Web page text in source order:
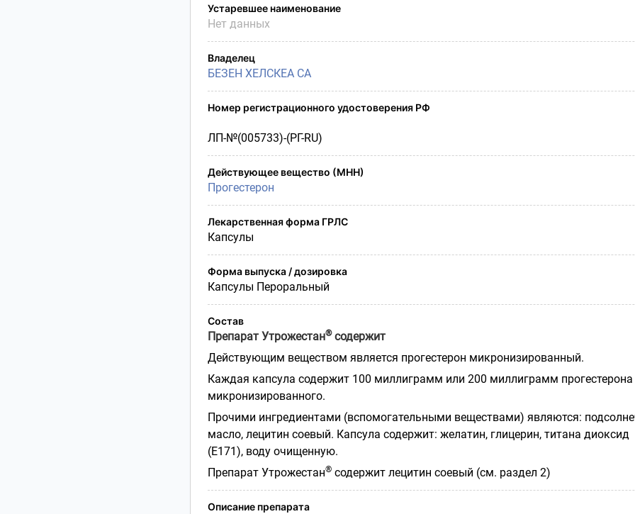
Устаревшее наименование
Нет данных
Владелец
БЕЗЕН ХЕЛСКЕА СА
Номер регистрационного удостоверения РФ
ЛП-№(005733)-(РГ-RU)
Действующее вещество (МНН)
Прогестерон
Лекарственная форма ГРЛС
Капсулы
Форма выпуска / дозировка
Капсулы Пероральный
Состав
Препарат Утрожестан®содержит
Действующим веществом является прогестерон микронизированный.
Каждая капсула содержит 100 миллиграмм или 200 миллиграмм прогестерона
микронизированного.
Прочими ингредиентами (вспомогательными веществами) являются:
масло, лецитин соевый. Капсула содержит: желатин, глицерин, титана диоксид
(Е171), воду очищенную.
Препарат Утрожестан®содержит лецитин соевый (см. раздел 2)
Описание препарата